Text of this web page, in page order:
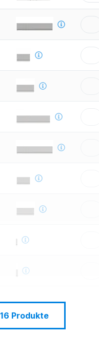
Alle anzeigen 16 Produkte